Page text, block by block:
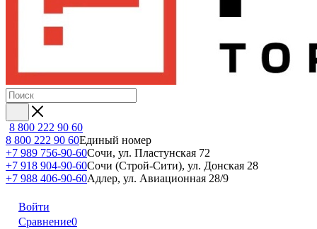
8 800 222 90 60
8 800 222 90 60Единый номер
+7 989 756-90-60Сочи, ул. Пластунская 72
+7 918 904-90-60Сочи (Строй-Сити), ул. Донская 28
+7 988 406-90-60Адлер, ул. Авиационная 28/9
Войти
Сравнение0